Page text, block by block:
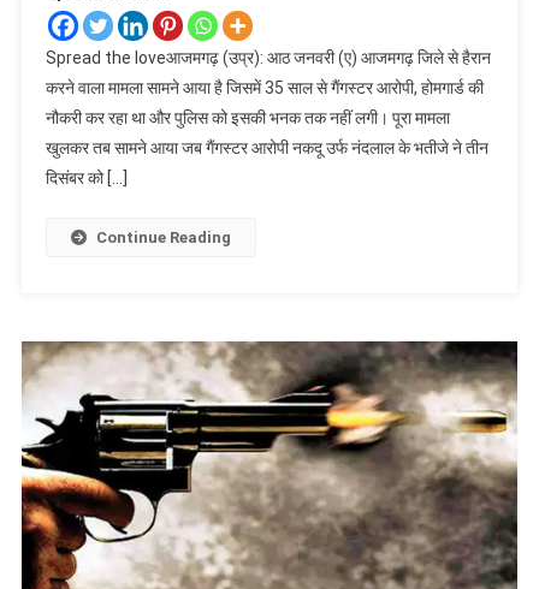
Spread the loveआजमगढ़ (उप्र): आठ जनवरी (ए) आजमगढ़ जिले से हैरान
करने वाला मामला सामने आया है जिसमें 35 साल से गैंगस्टर आरोपी, होमगार्ड की
नौकरी कर रहा था और पुलिस को इसकी भनक तक नहीं लगी। पूरा मामला
खुलकर तब सामने आया जब गैंगस्टर आरोपी नकदू उर्फ नंदलाल के भतीजे ने तीन
दिसंबर को […]
Continue Reading